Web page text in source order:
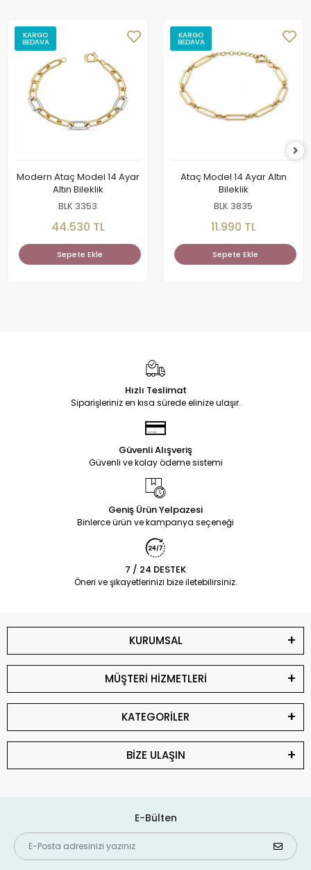
KARGO
BEDAVA
Modern Ataç Model 14 Ayar
Altın Bileklik
BLK 3353
44.530 TL
Sepete Ekle
KARGO
BEDAVA
Ataç Model 14 Ayar Altın
Bileklik
BLK 3835
11.990 TL
Sepete Ekle
Hızlı Teslimat
Siparişleriniz en kısa sürede elinize ulaşır.
Güvenli Alışveriş
Güvenli ve kolay ödeme sistemi
Geniş Ürün Yelpazesi
Binlerce ürün ve kampanya seçeneği
7 / 24 DESTEK
Öneri ve şikayetlerinizi bize iletebilirsiniz.
KURUMSAL
MÜŞTERİ HİZMETLERİ
KATEGORİLER
BİZE ULAŞIN
E-Bülten